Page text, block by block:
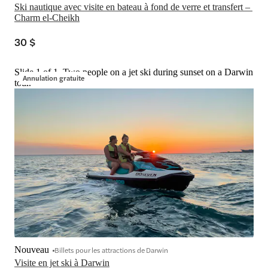
Ski nautique avec visite en bateau à fond de verre et transfert –
Charm el-Cheikh
30 $
Annulation gratuite
Slide 1 of 1, Two people on a jet ski during sunset on a Darwin
tour.
Visite en jet ski à Darwin
Nouveau Billets pour les attractions de Darwin